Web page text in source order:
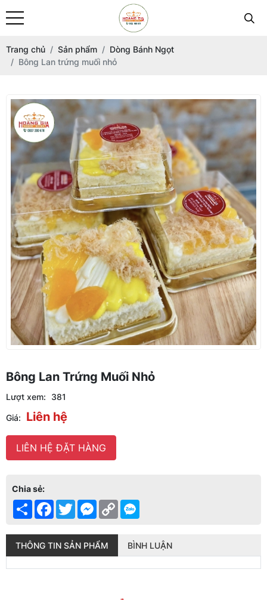
Trang chủ Sản phẩm
Dòng Bánh Ngọt
Bông Lan trứng muối nhỏ
Bông Lan Trứng Muối Nhỏ
Lượt xem: 381
Giá: Liên hệ
LIÊN HỆ ĐẶT HÀNG
Chia sẻ:
Share Facebook
TwitterMessenger
Copy
Link
THÔNG TIN SẢN PHẨM BÌNH LUẬN